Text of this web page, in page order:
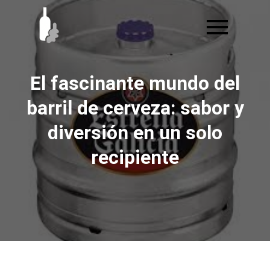
contenido
El fascinante mundo del
barril de cerveza: sabor y
diversión en un solo
recipiente